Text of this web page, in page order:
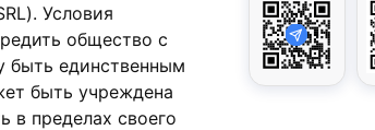
Условия
общество с
быть единственным
быть учреждена
в пределах своего